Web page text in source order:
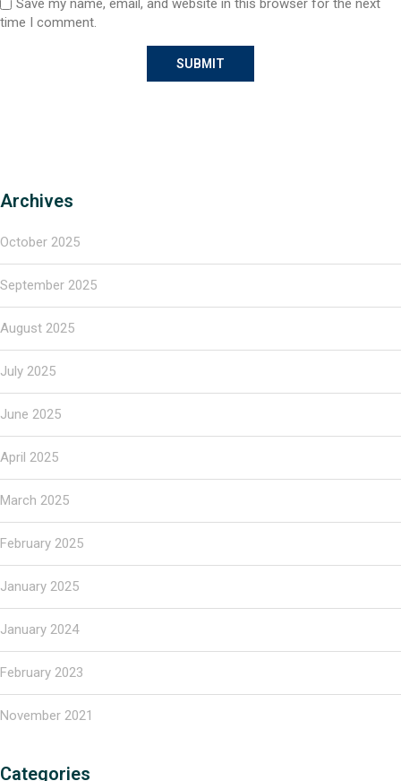
Save my name, email, and website in this browser for the next
time I comment.
Archives
October 2025
September 2025
August 2025
July 2025
June 2025
April 2025
March 2025
February 2025
January 2025
January 2024
February 2023
November 2021
Categories